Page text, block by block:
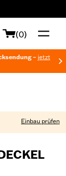
(0)
– jetzt
Einbau prüfen